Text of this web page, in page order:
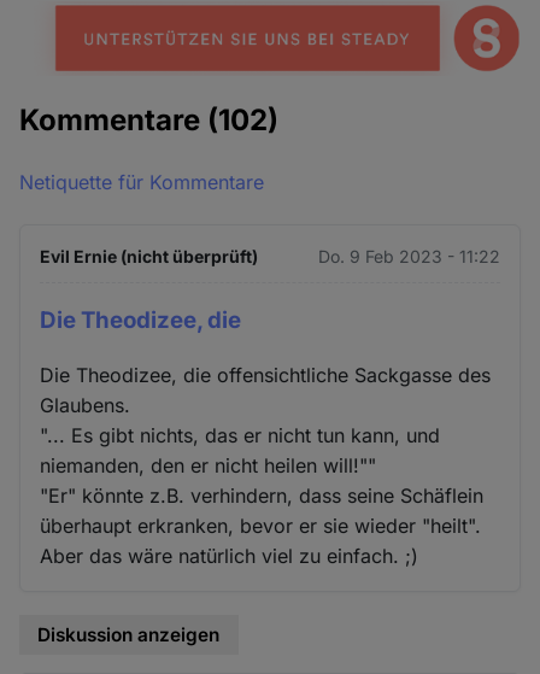
Kommentare (102)
Netiquette für Kommentare
Evil Ernie (nicht überprüft) Do. 9 Feb 2023 - 11:22
Die Theodizee, die
Die Theodizee, die offensichtliche Sackgasse des
Glaubens.
"... Es gibt nichts, das er nicht tun kann, und
niemanden, den er nicht heilen will!""
"Er" könnte z.B. verhindern, dass seine Schäflein
überhaupt erkranken, bevor er sie wieder "heilt".
Aber das wäre natürlich viel zu einfach. ;)
Diskussion anzeigen